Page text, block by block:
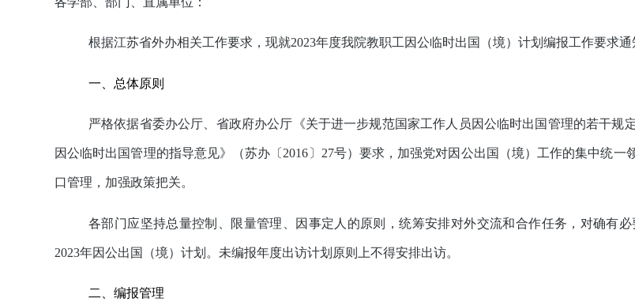
根据江苏省外办相关工作要求，现就2023年度我院教职工因公临时出国（境）计划编报工作要求通
一、总体原则
严格依据省委办公厅、省政府办公厅《关于进一步规范国家工作人员因公临时出国管理的若干规
因公临时出国管理的指导意见》（苏办〔 2016 〕 27号）要求，加强党对因公出国（境）工作的集中统一
口管理，加强政策把关。
各部门应坚持总量控制、限量管理、因事定人的原则，统筹安排对外交流和合作任务，对确有
2023年因公出国（境）计划。未编报年度出访计划原则上不得安排出访。
二、编报管理